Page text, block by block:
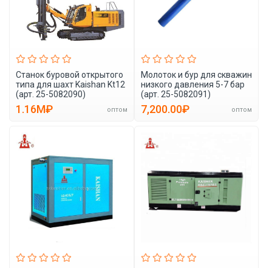
Станок буровой открытого
типа для шахт Kaishan Kt12
(арт. 25-5082090)
1.16M₽ оптом
Молоток и бур для скважин
низкого давления 5-7 бар
(арт. 25-5082091)
7,200.00₽ оптом